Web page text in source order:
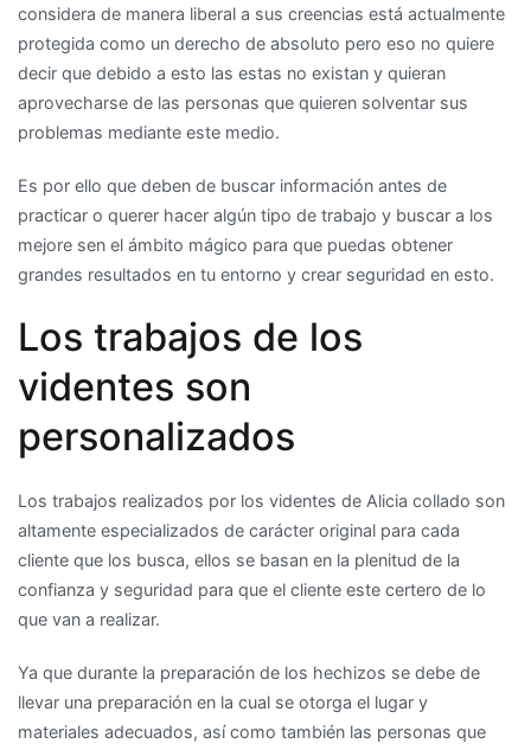
considera de manera liberal a sus creencias está actualmente
protegida como un derecho de absoluto pero eso no quiere
decir que debido a esto las estas no existan y quieran
aprovecharse de las personas que quieren solventar sus
problemas mediante este medio.
Es por ello que deben de buscar información antes de
practicar o querer hacer algún tipo de trabajo y buscar a los
mejore sen el ámbito mágico para que puedas obtener
grandes resultados en tu entorno y crear seguridad en esto.
Los trabajos de los
videntes son
personalizados
Los trabajos realizados por los videntes de Alicia collado son
altamente especializados de carácter original para cada
cliente que los busca, ellos se basan en la plenitud de la
confianza y seguridad para que el cliente este certero de lo
que van a realizar.
Ya que durante la preparación de los hechizos se debe de
llevar una preparación en la cual se otorga el lugar y
materiales adecuados, así como también las personas que